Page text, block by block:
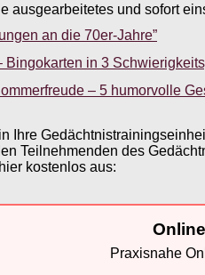
ausgearbeitetes und sofort
an die 70er-Jahre”
Bingokarten in 3
– 5 humorvolle
Ihre
Teilnehmenden des
kostenlos aus:
Praxisnahe